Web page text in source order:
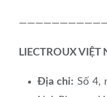
LIECTROUX VIỆT
Địa chỉ: Số 4,